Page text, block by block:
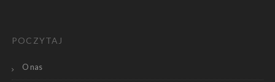
POCZYTAJ
O nas